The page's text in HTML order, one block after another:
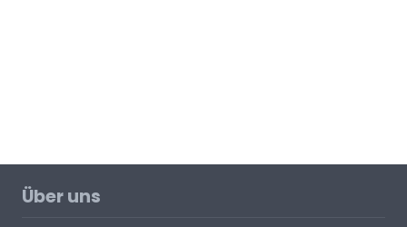
Über uns